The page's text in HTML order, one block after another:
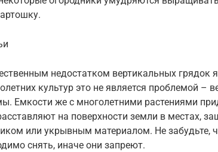
недостатком вертикальных грядок
культур это не является проблемой –
Емкости же с многолетними растениями
на поверхности земли в местах,
или укрывным материалом. Не забудьте,
снять, иначе они запреют.